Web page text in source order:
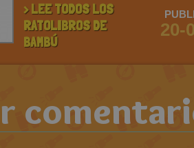
> LEE TODOS LOS
RATOLIBROS DE
BAMBÚ
20-